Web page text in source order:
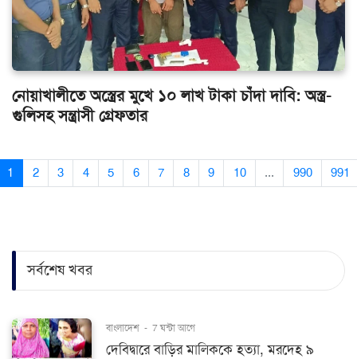
নোয়াখালীতে অস্ত্রের মুখে ১০ লাখ টাকা চাঁদা দাবি: অস্ত্র-
গুলিসহ সন্ত্রাসী গ্রেফতার
1 2 3 4 5 6 7 8 9 10 ... 990 991
সর্বশেষ খবর
বাংলাদেশ - 7 ঘন্টা আগে
দেবিদ্বারে বাড়ির মালিককে হত্যা, মরদেহ ৯